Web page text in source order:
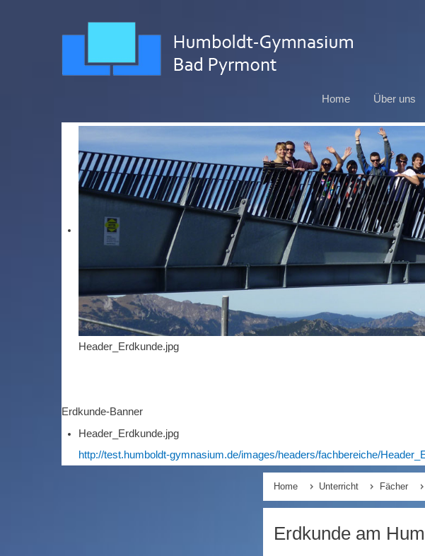
Home Über uns
Header_Erdkunde.jpg
Erdkunde-Banner
Header_Erdkunde.jpg
http://test.humboldt-gymnasium.de/images/headers/fachbereiche/
Home Unterricht Fächer
Erdkunde am